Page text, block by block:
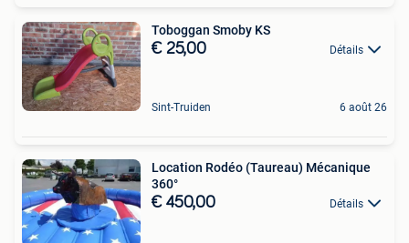
Toboggan Smoby KS
€ 25,00 Détails
Sint-Truiden 6 août 26
Location Rodéo (Taureau) Mécanique
360°
€ 450,00 Détails